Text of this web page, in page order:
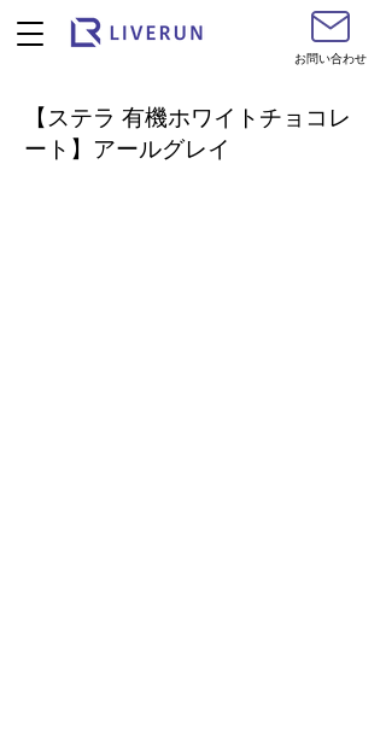
お問い合わせ
【ステラ 有機ホワイトチョコレ
ート】アールグレイ